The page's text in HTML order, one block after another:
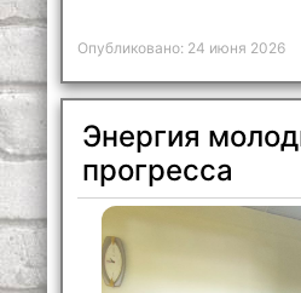
Опубликовано: 24 июня 2026
Энергия
прогресса